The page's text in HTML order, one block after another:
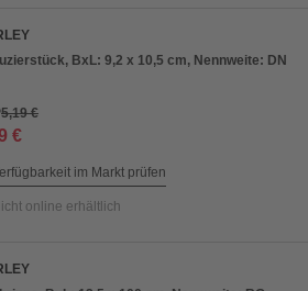
BxL: 9,2 x 10,5 cm, Nennweite: DN
5,19 €
€
im Markt prüfen
online erhältlich